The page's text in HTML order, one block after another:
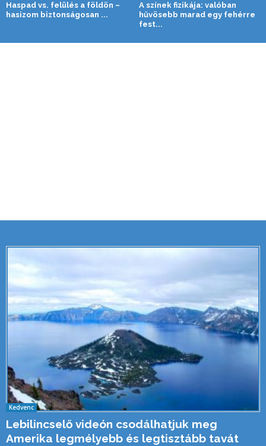
Haspad vs. felülés a földön –
hasizom biztonságosan ...
A színek fizikája: valóban
hűvösebb marad egy fehérre
fest...
Kedvenc
Lebilincselő videón csodálhatjuk meg
Amerika legmélyebb és legtisztább tavát